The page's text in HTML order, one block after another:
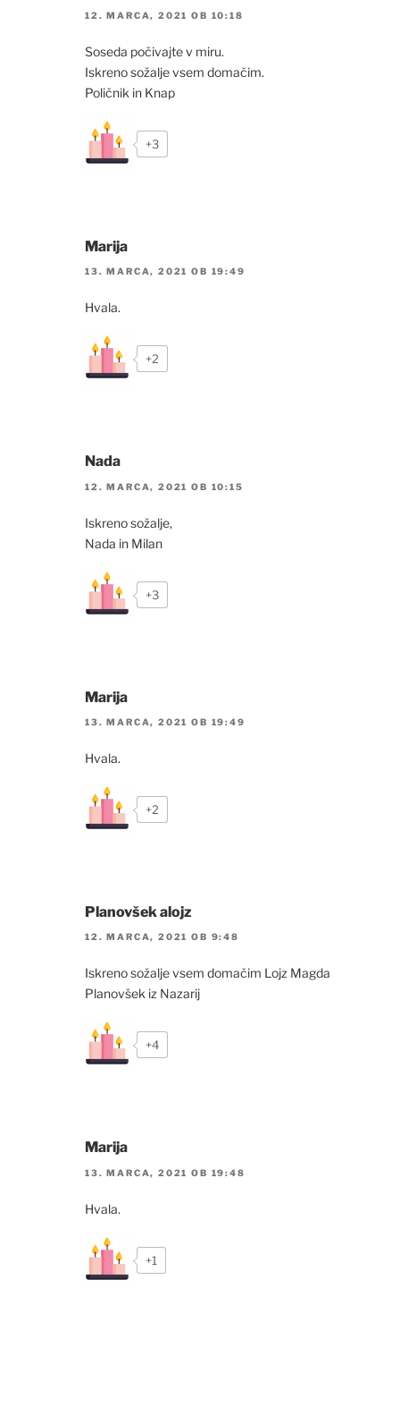
12. MARCA, 2021 OB 10:18
Soseda počivajte v miru.
Iskreno sožalje vsem domačim.
Poličnik in Knap
+3
Marija
13. MARCA, 2021 OB 19:49
Hvala.
+2
Nada
12. MARCA, 2021 OB 10:15
Iskreno sožalje,
Nada in Milan
+3
Marija
13. MARCA, 2021 OB 19:49
Hvala.
+2
Planovšek alojz
12. MARCA, 2021 OB 9:48
Iskreno sožalje vsem domačim Lojz Magda
Planovšek iz Nazarij
+4
Marija
13. MARCA, 2021 OB 19:48
Hvala.
+1